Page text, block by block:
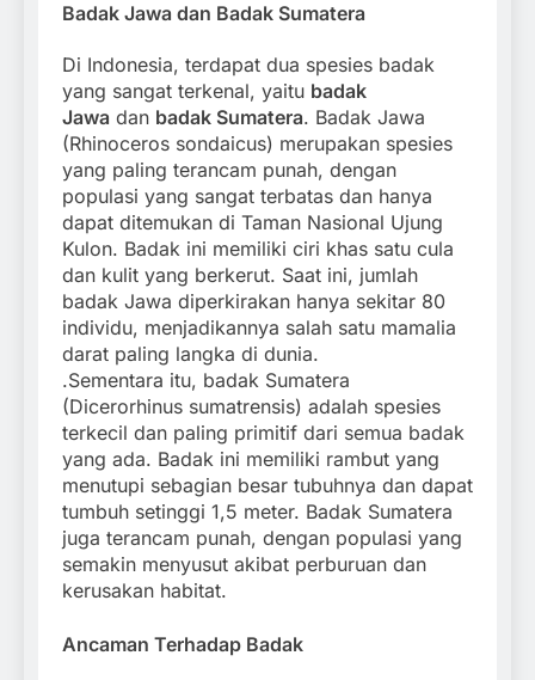
Badak Jawa dan Badak Sumatera
Di Indonesia, terdapat dua spesies badak
yang sangat terkenal, yaitu badak
Jawa dan badak Sumatera. Badak Jawa
(Rhinoceros sondaicus) merupakan spesies
yang paling terancam punah, dengan
populasi yang sangat terbatas dan hanya
dapat ditemukan di Taman Nasional Ujung
Kulon. Badak ini memiliki ciri khas satu cula
dan kulit yang berkerut. Saat ini, jumlah
badak Jawa diperkirakan hanya sekitar 80
individu, menjadikannya salah satu mamalia
darat paling langka di dunia.
.Sementara itu, badak Sumatera
(Dicerorhinus sumatrensis) adalah spesies
terkecil dan paling primitif dari semua badak
yang ada. Badak ini memiliki rambut yang
menutupi sebagian besar tubuhnya dan dapat
tumbuh setinggi 1,5 meter. Badak Sumatera
juga terancam punah, dengan populasi yang
semakin menyusut akibat perburuan dan
kerusakan habitat.
Ancaman Terhadap Badak